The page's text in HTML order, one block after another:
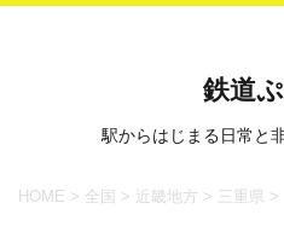
鉄道
駅からはじまる日常と
HOME > 全国 > 近畿地方 > 三重県 >